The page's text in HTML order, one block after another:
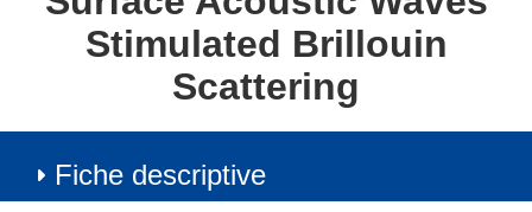
Stimulated Brillouin
Scattering
Fiche descriptive